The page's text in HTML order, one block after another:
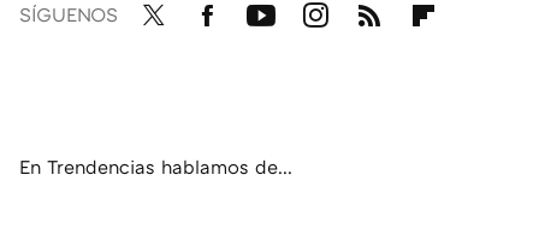
SÍGUENOS
En Trendencias hablamos de...